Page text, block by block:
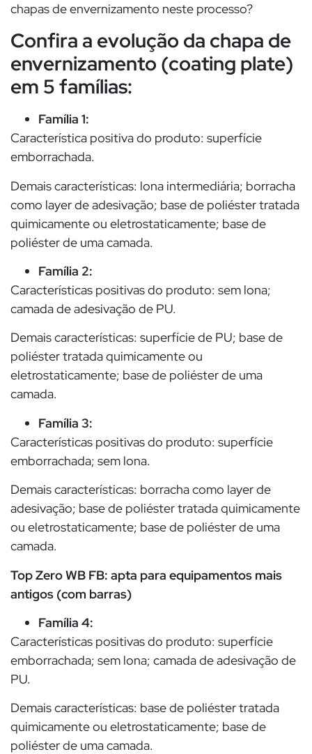
chapas de envernizamento neste processo?
Confira a evolução da chapa de
envernizamento (coating plate)
em 5 famílias:
Família 1:
Característica positiva do produto: superfície
emborrachada.
Demais características: lona intermediária; borracha
como layer de adesivação; base de poliéster tratada
quimicamente ou eletrostaticamente; base de
poliéster de uma camada.
Família 2:
Características positivas do produto: sem lona;
camada de adesivação de PU.
Demais características: superfície de PU; base de
poliéster tratada quimicamente ou
eletrostaticamente; base de poliéster de uma
camada.
Família 3:
Características positivas do produto: superfície
emborrachada; sem lona.
Demais características: borracha como layer de
adesivação; base de poliéster tratada quimicamente
ou eletrostaticamente; base de poliéster de uma
camada.
Top Zero WB FB: apta para equipamentos mais
antigos (com barras)
Família 4:
Características positivas do produto: superfície
emborrachada; sem lona; camada de adesivação de
PU.
Demais características: base de poliéster tratada
quimicamente ou eletrostaticamente; base de
poliéster de uma camada.